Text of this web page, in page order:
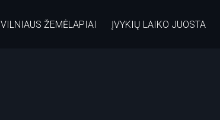
VILNIAUS ŽEMĖLAPIAI ĮVYKIŲ LAIKO JUOSTA